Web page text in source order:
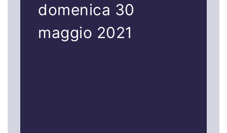
domenica 30
maggio 2021